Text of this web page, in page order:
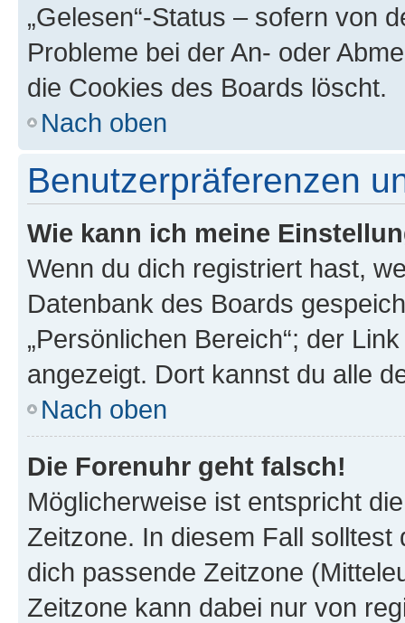
„Gelesen“-Status – sofern von
Probleme bei der An- oder
die Cookies des Boards löscht.
Nach oben
Benutzerpräferenzen
Wie kann ich meine
Wenn du dich registriert hast,
Datenbank des Boards
„Persönlichen Bereich“; der
angezeigt. Dort kannst du alle
Nach oben
Die Forenuhr geht falsch!
Möglicherweise ist entspricht
Zeitzone. In diesem Fall solltest
dich passende Zeitzone
Zeitzone kann dabei nur von